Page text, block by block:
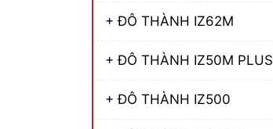
+ ĐÔ THÀNH IZ62M
+ ĐÔ THÀNH IZ50M PLUS
+ ĐÔ THÀNH IZ500